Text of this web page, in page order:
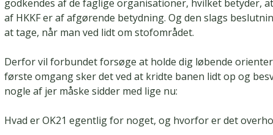
godkendes af de faglige organisationer, hvilket betyder,
af HKKF er af afgørende betydning. Og den slags
at tage, når man ved lidt om stofområdet.
Derfor vil forbundet forsøge at holde dig løbende
første omgang sker det ved at kridte banen lidt op og
nogle af jer måske sidder med lige nu:
Hvad er OK21 egentlig for noget, og hvorfor er det